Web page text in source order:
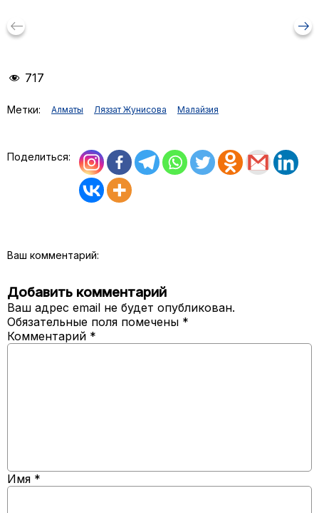
keyboard_backspace arrow_right_alt
717
Метки: Aлматы Ляззат Жунисова Малайзия
Поделиться:
Ваш комментарий:
Добавить комментарий
Ваш адрес email не будет опубликован.
Обязательные поля помечены *
Комментарий *
Имя *